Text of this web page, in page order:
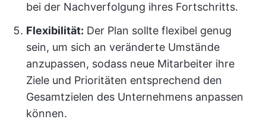
bei der Nachverfolgung ihres Fortschritts.
Flexibilität: Der Plan sollte flexibel genug
sein, um sich an veränderte Umstände
anzupassen, sodass neue Mitarbeiter ihre
Ziele und Prioritäten entsprechend den
Gesamtzielen des Unternehmens anpassen
können.